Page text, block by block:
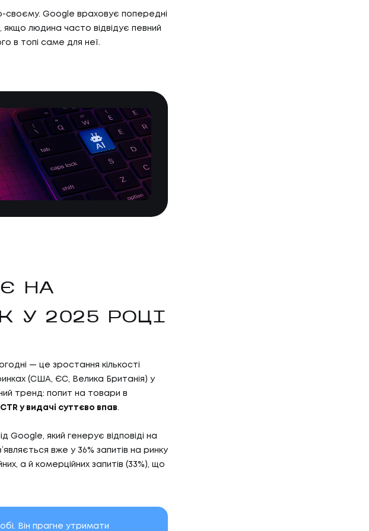
своєму. Google враховує попередні
якщо людина часто відвідує певний
в топі саме для неї.
НА
У 2025 РОЦІ
— це зростання кількості
(США, ЄС, Велика Британія) у
тренд: попит на товари в
CTR у видачі суттєво впав.
Google, який генерує відповіді на
вже у 36% запитів на ринку
а й комерційних запитів (33%), що
Він прагне утримати